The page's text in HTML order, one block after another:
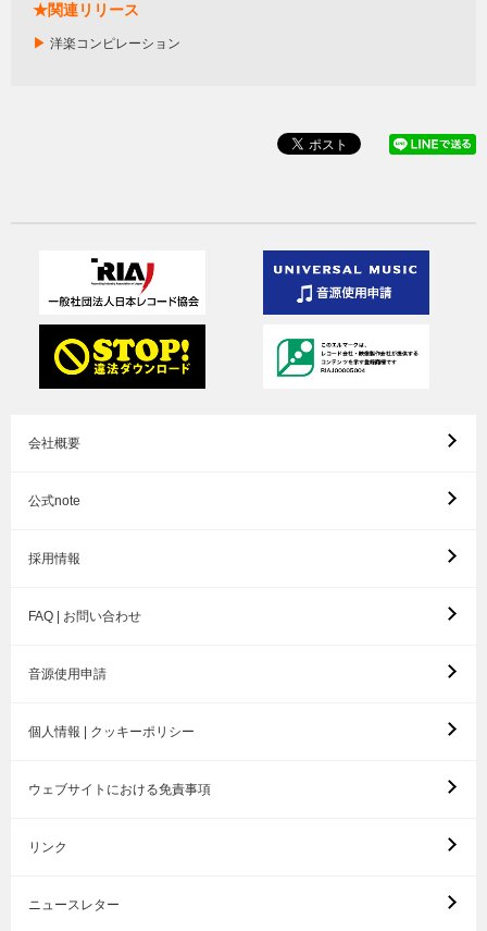
★関連リリース
▶ 洋楽コンピレーション
会社概要
公式note
採用情報
FAQ | お問い合わせ
音源使用申請
個人情報 | クッキーポリシー
ウェブサイトにおける免責事項
リンク
ニュースレター